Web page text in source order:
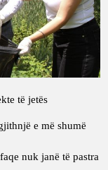
të jetës
e më shumë
nuk janë të pastra